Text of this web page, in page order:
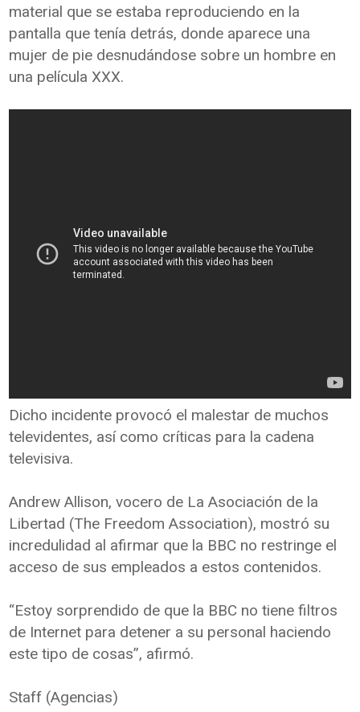
material que se estaba reproduciendo en la
pantalla que tenía detrás, donde aparece una
mujer de pie desnudándose sobre un hombre en
una película XXX.
Dicho incidente provocó el malestar de muchos
televidentes, así como críticas para la cadena
televisiva.
Andrew Allison, vocero de La Asociación de la
Libertad (The Freedom Association), mostró su
incredulidad al afirmar que la BBC no restringe el
acceso de sus empleados a estos contenidos.
“Estoy sorprendido de que la BBC no tiene filtros
de Internet para detener a su personal haciendo
este tipo de cosas”, afirmó.
Staff (Agencias)